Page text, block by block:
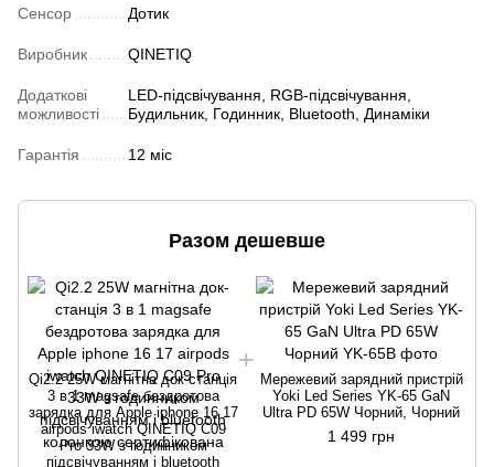
Сенсор Дотик
Виробник QINETIQ
Додаткові
можливості
LED-підсвічування, RGB-підсвічування,
Будильник, Годинник, Bluetooth, Динаміки
Гарантія 12 міс
Разом дешевше
Qi2.2 25W магнітна док-станція
3 в 1 magsafe бездротова
зарядка для Apple iphone 16 17
airpods iwatch QINETIQ C09
Pro 33W з годинником
підсвічуванням і bluetooth
Мережевий зарядний пристрій
Yoki Led Series YK-65 GaN
Ultra PD 65W Чорний, Чорний
1 499 грн